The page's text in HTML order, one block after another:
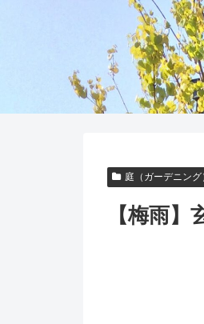
庭（ガーデニング
【梅雨